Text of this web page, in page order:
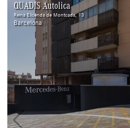
QUADIS Autolica
Reina Elisenda de Montcada, 13
Barcelona